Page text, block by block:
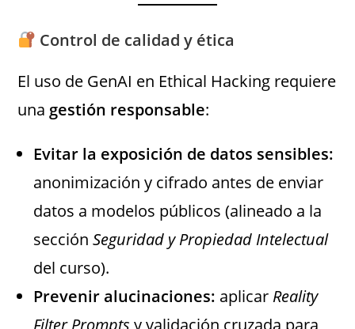
Control de calidad y ética
El uso de GenAI en Ethical Hacking requiere
una gestión responsable:
Evitar la exposición de datos sensibles:
anonimización y cifrado antes de enviar
datos a modelos públicos (alineado a la
secciónSeguridad y Propiedad Intelectual
del curso).
Prevenir alucinaciones: aplicar Reality
Filter Prompts y validación cruzada para